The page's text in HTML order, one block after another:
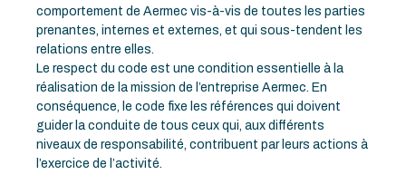
comportement de Aermec vis-à-vis de toutes les parties
prenantes, internes et externes, et qui sous-tendent les
relations entre elles.
Le respect du code est une condition essentielle à la
réalisation de la mission de l’entreprise Aermec. En
conséquence, le code fixe les références qui doivent
guider la conduite de tous ceux qui, aux différents
niveaux de responsabilité, contribuent par leurs actions à
l’exercice de l’activité.